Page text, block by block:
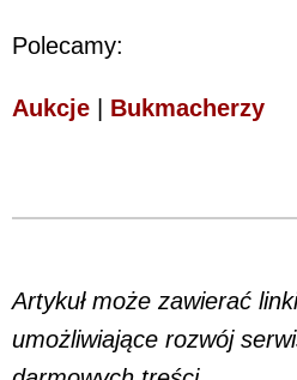
Polecamy:
Aukcje | Bukmacherzy
Artykuł może zawierać
umożliwiające rozwój